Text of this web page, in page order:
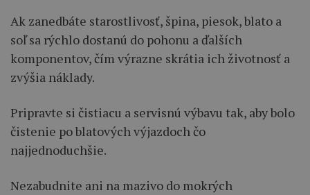
Ak zanedbáte starostlivosť, špina, piesok, blato a
soľ sa rýchlo dostanú do pohonu a ďalších
komponentov, čím výrazne skrátia ich životnosť a
zvýšia náklady.
Pripravte si čistiacu a servisnú výbavu tak, aby bolo
čistenie po blatových výjazdoch čo
najjednoduchšie.
Nezabudnite ani na mazivo do mokrých